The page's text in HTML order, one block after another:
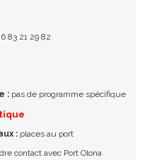
83 21 29 82
: pas de programme spécifique
: places au port
contact avec Port Olona